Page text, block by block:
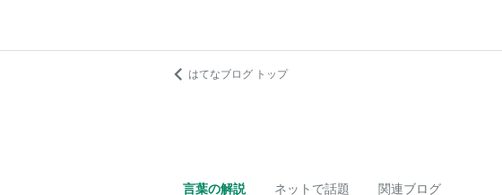
はてなブログ トップ
言葉の解説 ネットで話題 関連ブログ